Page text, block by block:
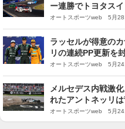
ー連勝でトヨタス
オートスポーツweb 5月
ラッセルが得意の
リの連続PP更新を
オートスポーツweb 5月
メルセデス内戦激
れたアントネッリ
GP】
オートスポーツweb 5月